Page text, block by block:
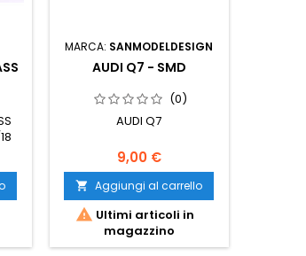
MARCA: SANMODELDESIGN
AUDI Q7 - SMD
(0)
AUDI Q7
9,00 €
 Aggiungi al carrello
 Ultimi articoli in
magazzino